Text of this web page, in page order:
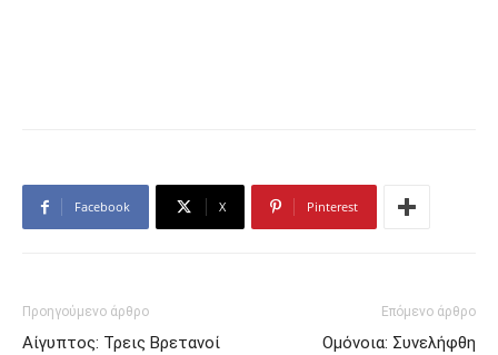
Facebook X Pinterest
Προηγούμενο άρθρο
Αίγυπτος: Τρεις Βρετανοί
Επόμενο άρθρο
Ομόνοια: Συνελήφθη